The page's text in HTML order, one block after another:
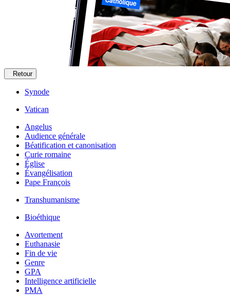
Retour
Synode
Vatican
Angelus
Audience générale
Béatification et canonisation
Curie romaine
Église
Évangélisation
Pape François
Transhumanisme
Bioéthique
Avortement
Euthanasie
Fin de vie
Genre
GPA
Intelligence artificielle
PMA